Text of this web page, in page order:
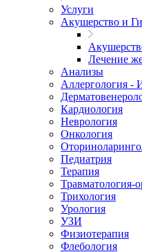
Услуги
Акушерство и
Лечение
Анализы
Аллергология -
Кардиология
Неврология
Онкология
Педиатрия
Терапия
Травматология-
Трихология
Урология
УЗИ
Физиотерапия
Флебология